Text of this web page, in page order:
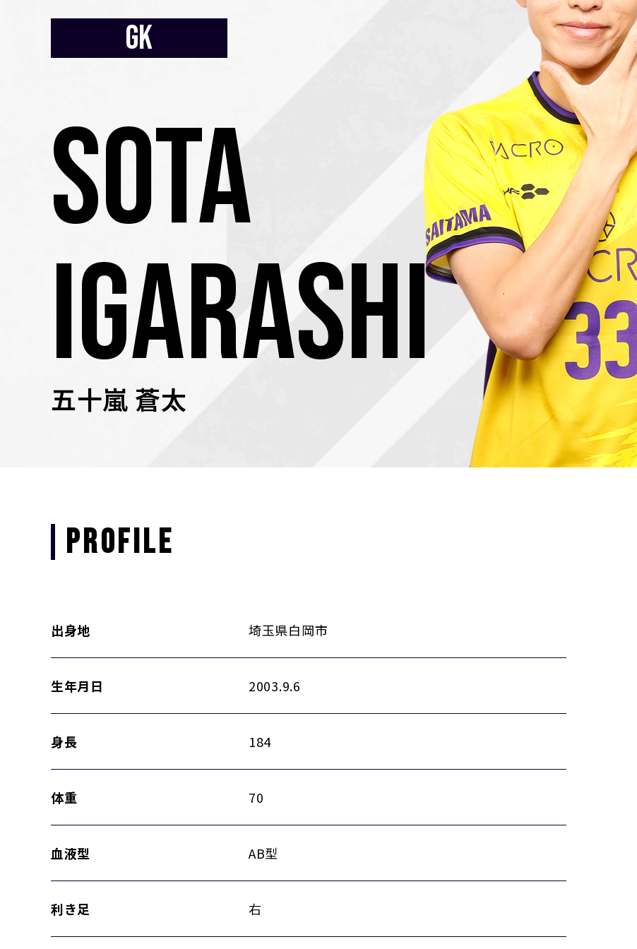
GK
SOTA
IGARASHI
五十嵐 蒼太
PROFILE
出身地 埼玉県白岡市
生年月日 2003.9.6
身長 184
体重 70
血液型 AB型
利き足 右